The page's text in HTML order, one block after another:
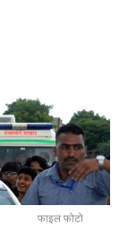
फाइल फोटो